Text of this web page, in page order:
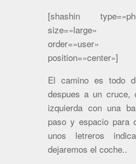
[shashin
size=»large»
order=»user»
position=»center»]
El camino es todo
despues a un
izquierda con una
paso y espacio para
unos letreros
dejaremos el coche..